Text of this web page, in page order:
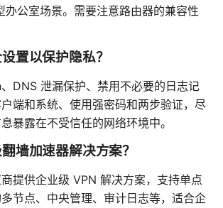
办公室场景。需要注意路由器的兼容性
置以保护隐私？
DNS 泄漏保护、禁用不必要的日志记
端和系统、使用强密码和两步验证，尽
暴露在不受信任的网络环境中。
墙加速器解决方案？
提供企业级 VPN 解决方案，支持单点
节点、中央管理、审计日志等，适合企